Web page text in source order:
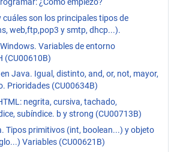
cuáles son los principales tipos de
web,ftp,pop3 y smtp, dhcp...).
Variables de entorno
(CU00610B)
Java. Igual, distinto, and, or, not, mayor,
Prioridades (CU00634B)
negrita, cursiva, tachado,
subíndice. b y strong (CU00713B)
Tipos primitivos (int, boolean...) y objeto
Variables (CU00621B)